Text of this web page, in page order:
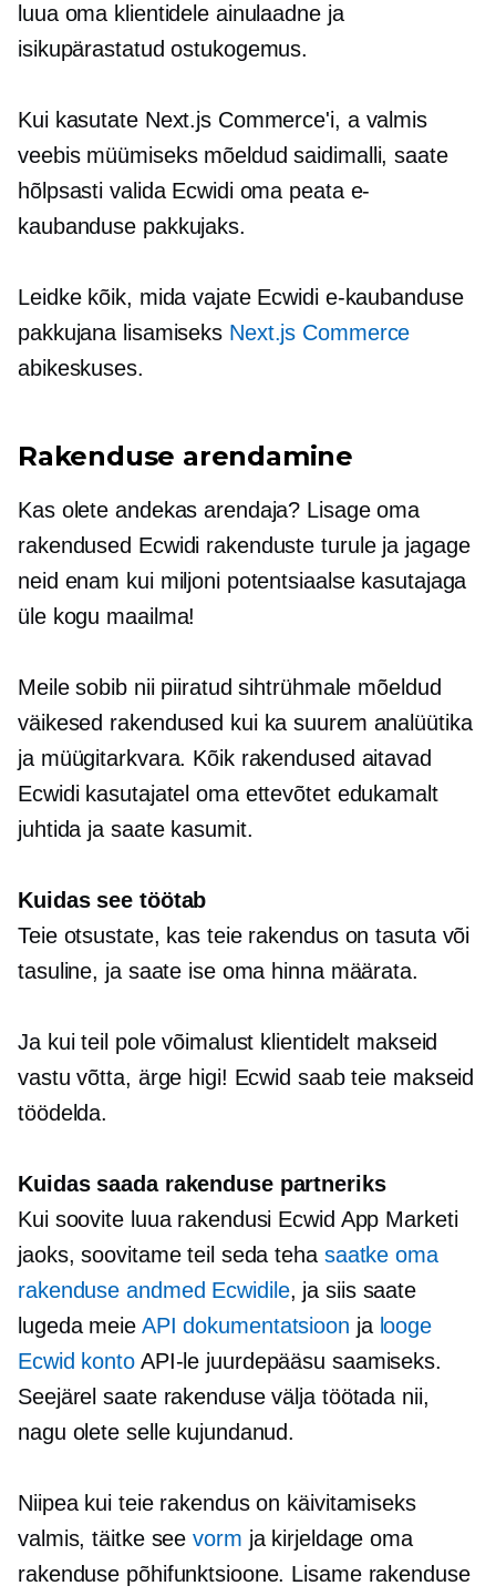
luua oma klientidele ainulaadne ja
isikupärastatud ostukogemus.
Kui kasutate Next.js Commerce'i, a valmis
veebis müümiseks mõeldud saidimalli, saate
hõlpsasti valida Ecwidi oma peata e-
kaubanduse pakkujaks.
Leidke kõik, mida vajate Ecwidi e-kaubanduse
pakkujana lisamiseks Next.js Commerce
abikeskuses.
Rakenduse arendamine
Kas olete andekas arendaja? Lisage oma
rakendused Ecwidi rakenduste turule ja jagage
neid enam kui miljoni potentsiaalse kasutajaga
üle kogu maailma!
Meile sobib nii piiratud sihtrühmale mõeldud
väikesed rakendused kui ka suurem analüütika
ja müügitarkvara. Kõik rakendused aitavad
Ecwidi kasutajatel oma ettevõtet edukamalt
juhtida ja saate kasumit.
Kuidas see töötab
Teie otsustate, kas teie rakendus on tasuta või
tasuline, ja saate ise oma hinna määrata.
Ja kui teil pole võimalust klientidelt makseid
vastu võtta, ärge higi! Ecwid saab teie makseid
töödelda.
Kuidas saada rakenduse partneriks
Kui soovite luua rakendusi Ecwid App Marketi
jaoks, soovitame teil seda teha saatke oma
rakenduse andmed Ecwidile, ja siis saate
lugeda meie API dokumentatsioon ja looge
Ecwid kontoAPI-le juurdepääsu saamiseks.
Seejärel saate rakenduse välja töötada nii,
nagu olete selle kujundanud.
Niipea kui teie rakendus on käivitamiseks
valmis, täitke seevorm ja kirjeldage oma
rakenduse põhifunktsioone. Lisame rakenduse